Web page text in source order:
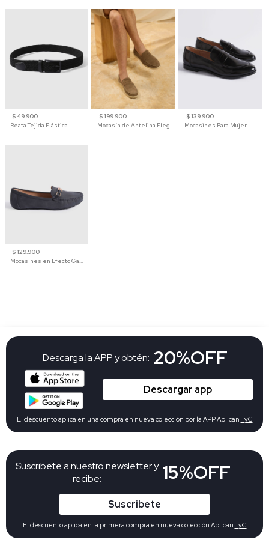
$ 49.900
Reata Tejida Elástica
$ 199.900
Mocasín de Antelina Elegante con Suela de Contraste Para Hombre
$ 139.900
Mocasines Para Mujer
$ 129.900
Mocasines en Efecto Gamuzado Para Mujer
Suscribete a nuestro newsletter y
recibe:
15%OFF
Suscribete
El descuento aplica en la primera compra en nueva colección Aplican TyC
Descarga la APP y obtén: 20%OFF
Descargar app
El descuento aplica en una compra en nueva colección por la APP Aplican TyC